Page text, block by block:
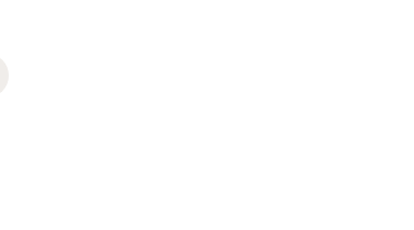
5 Sternen